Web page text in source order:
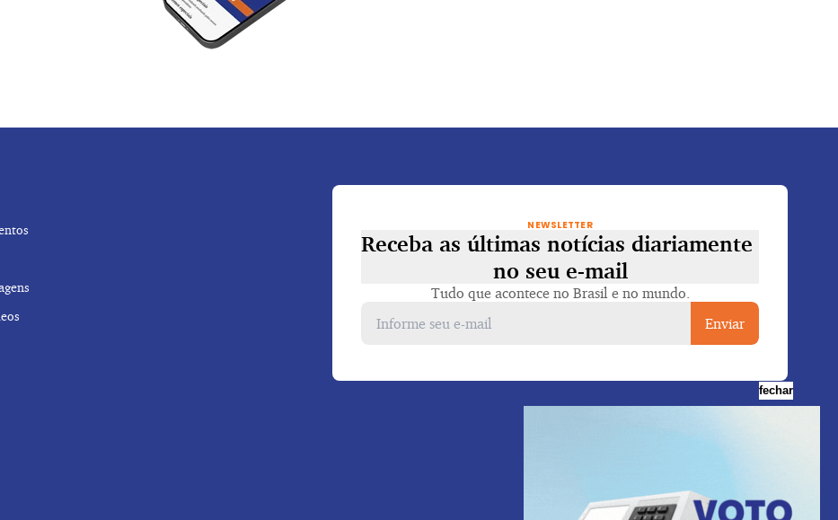
NEWSLETTER
Receba as últimas notícias diariamente
no seu e-mail
Tudo que acontece no Brasil e no mundo.
Enviar
fechar